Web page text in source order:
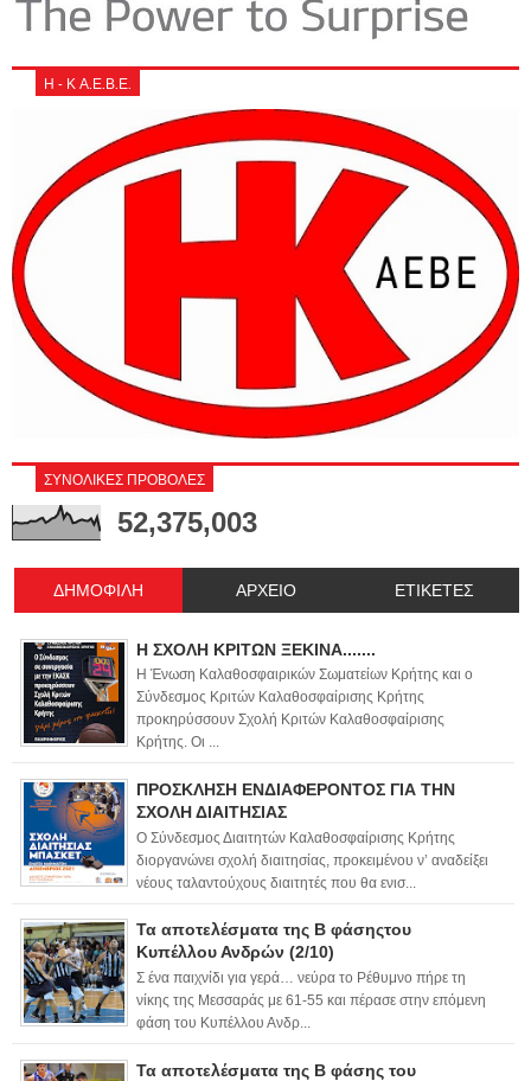
Η - Κ Α.Ε.Β.Ε.
ΣΥΝΟΛΙΚΕΣ ΠΡΟΒΟΛΕΣ
52,375,003
ΔΗΜΟΦΙΛΗ ΑΡΧΕΙΟ ΕΤΙΚΕΤΕΣ
Η ΣΧΟΛΗ ΚΡΙΤΩΝ ΞΕΚΙΝΑ.......
Η Ένωση Καλαθοσφαιρικών Σωματείων Κρήτης και ο
Σύνδεσμος Κριτών Καλαθοσφαίρισης Κρήτης
προκηρύσσουν Σχολή Κριτών Καλαθοσφαίρισης
Κρήτης. Οι ...
ΠΡΟΣΚΛΗΣΗ ΕΝΔΙΑΦΕΡΟΝΤΟΣ ΓΙΑ ΤΗΝ
ΣΧΟΛΗ ΔΙΑΙΤΗΣΙΑΣ
Ο Σύνδεσμος Διαιτητών Καλαθοσφαίρισης Κρήτης
διοργανώνει σχολή διαιτησίας, προκειμένου ν’ αναδείξει
νέους ταλαντούχους διαιτητές που θα ενισ...
Τα αποτελέσματα της Β φάσηςτου
Κυπέλλου Ανδρών (2/10)
Σ ένα παιχνίδι για γερά… νεύρα το Ρέθυμνο πήρε τη
νίκης της Μεσσαράς με 61-55 και πέρασε στην επόμενη
φάση του Κυπέλλου Ανδρ...
Τα αποτελέσματα της Β φάσης του